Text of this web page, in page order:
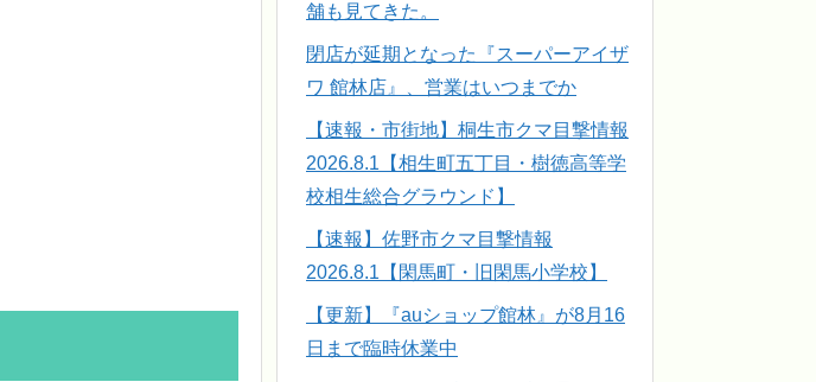
舗も見てきた。
閉店が延期となった『スーパーアイザ
ワ 館林店』、営業はいつまでか
【速報・市街地】桐生市クマ目撃情報
2026.8.1【相生町五丁目・樹徳高等学
校相生総合グラウンド】
【速報】佐野市クマ目撃情報
2026.8.1【閑馬町・旧閑馬小学校】
【更新】『auショップ館林』が8月16
日まで臨時休業中